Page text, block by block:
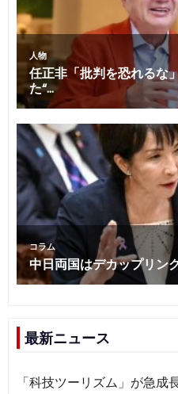
最新ニュース
「科技ツーリズム」が急